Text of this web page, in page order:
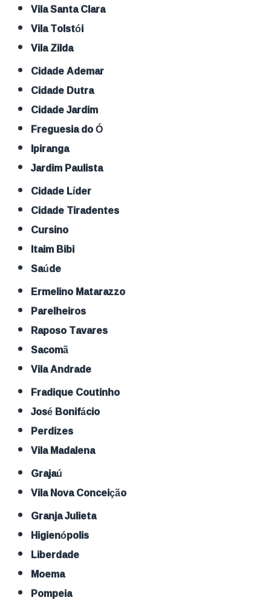
Vila Santa Clara
Vila Tolstói
Vila Zilda
Cidade Ademar
Cidade Dutra
Cidade Jardim
Freguesia do Ó
Ipiranga
Jardim Paulista
Cidade Líder
Cidade Tiradentes
Cursino
Itaim Bibi
Saúde
Ermelino Matarazzo
Parelheiros
Raposo Tavares
Sacomã
Vila Andrade
Fradique Coutinho
José Bonifácio
Perdizes
Vila Madalena
Grajaú
Vila Nova Conceição
Granja Julieta
Higienópolis
Liberdade
Moema
Pompeia